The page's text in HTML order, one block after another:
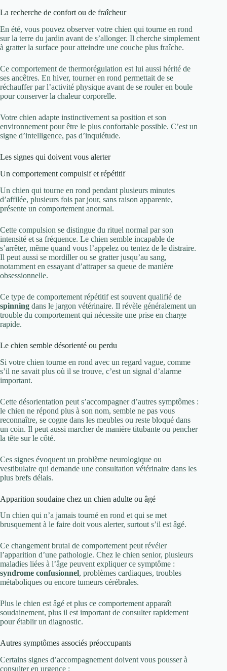
La recherche de confort ou de fraîcheur
En été, vous pouvez observer votre chien qui tourne en rond
sur la terre du jardin avant de s’allonger. Il cherche simplement
à gratter la surface pour atteindre une couche plus fraîche.
Ce comportement de thermorégulation est lui aussi hérité de
ses ancêtres. En hiver, tourner en rond permettait de se
réchauffer par l’activité physique avant de se rouler en boule
pour conserver la chaleur corporelle.
Votre chien adapte instinctivement sa position et son
environnement pour être le plus confortable possible. C’est un
signe d’intelligence, pas d’inquiétude.
Les signes qui doivent vous alerter
Un comportement compulsif et répétitif
Un chien qui tourne en rond pendant plusieurs minutes
d’affilée, plusieurs fois par jour, sans raison apparente,
présente un comportement anormal.
Cette compulsion se distingue du rituel normal par son
intensité et sa fréquence. Le chien semble incapable de
s’arrêter, même quand vous l’appelez ou tentez de le distraire.
Il peut aussi se mordiller ou se gratter jusqu’au sang,
notamment en essayant d’attraper sa queue de manière
obsessionnelle.
Ce type de comportement répétitif est souvent qualifié de
spinning dans le jargon vétérinaire. Il révèle généralement un
trouble du comportement qui nécessite une prise en charge
rapide.
Le chien semble désorienté ou perdu
Si votre chien tourne en rond avec un regard vague, comme
s’il ne savait plus où il se trouve, c’est un signal d’alarme
important.
Cette désorientation peut s’accompagner d’autres symptômes :
le chien ne répond plus à son nom, semble ne pas vous
reconnaître, se cogne dans les meubles ou reste bloqué dans
un coin. Il peut aussi marcher de manière titubante ou pencher
la tête sur le côté.
Ces signes évoquent un problème neurologique ou
vestibulaire qui demande une consultation vétérinaire dans les
plus brefs délais.
Apparition soudaine chez un chien adulte ou âgé
Un chien qui n’a jamais tourné en rond et qui se met
brusquement à le faire doit vous alerter, surtout s’il est âgé.
Ce changement brutal de comportement peut révéler
l’apparition d’une pathologie. Chez le chien senior, plusieurs
maladies liées à l’âge peuvent expliquer ce symptôme :
syndrome confusionnel, problèmes cardiaques, troubles
métaboliques ou encore tumeurs cérébrales.
Plus le chien est âgé et plus ce comportement apparaît
soudainement, plus il est important de consulter rapidement
pour établir un diagnostic.
Autres symptômes associés préoccupants
Certains signes d’accompagnement doivent vous pousser à
consulter en urgence :